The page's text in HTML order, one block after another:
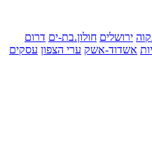
חולון.בת-ים דרום
אשק ערי הצפון עסקים